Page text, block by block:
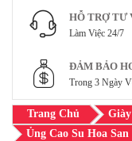
HỖ TRỢ TƯ
Làm Việc 24/7
ĐẢM BẢO
Trong 3 Ngày
Trang Chủ
Ủng Cao Su Hoa San